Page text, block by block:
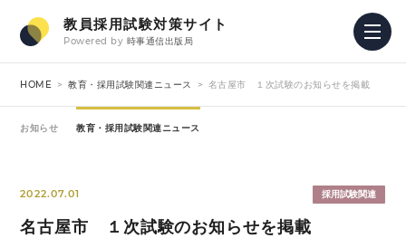
教員採用試験対策サイト
Powered by 時事通信出版局
HOME 教育・採用試験関連ニュース 名古屋市 １次試験のお知らせを掲載
お知らせ 教育・採用試験関連ニュース
2022.07.01 採用試験関連
名古屋市 １次試験のお知らせを掲載